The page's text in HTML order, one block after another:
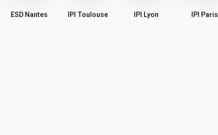
ESD Nantes IPI Toulouse IPI Lyon IPI Paris